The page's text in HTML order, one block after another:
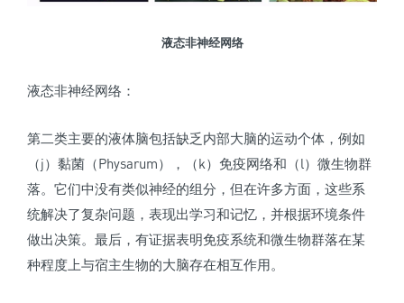
液态非神经网络
液态非神经网络：
第二类主要的液体脑包括缺乏内部大脑的运动个体，例如
（j）黏菌（Physarum），（k）免疫网络和（l）微生物群
落。它们中没有类似神经的组分，但在许多方面，这些系
统解决了复杂问题，表现出学习和记忆，并根据环境条件
做出决策。最后，有证据表明免疫系统和微生物群落在某
种程度上与宿主生物的大脑存在相互作用。